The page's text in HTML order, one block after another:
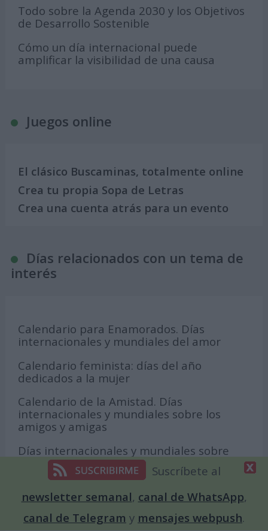
Todo sobre la Agenda 2030 y los Objetivos
de Desarrollo Sostenible
Cómo un día internacional puede
amplificar la visibilidad de una causa
Juegos online
El clásico Buscaminas, totalmente online
Crea tu propia Sopa de Letras
Crea una cuenta atrás para un evento
Días relacionados con un tema de
interés
Calendario para Enamorados. Días
internacionales y mundiales del amor
Calendario feminista: días del año
dedicados a la mujer
Calendario de la Amistad. Días
internacionales y mundiales sobre los
amigos y amigas
Días internacionales y mundiales sobre
medio ambiente y ecología
Mundiales Relacionados con Animales
Calendario de la diversidad sexual: fechas
Suscríbete al
newsletter semanal, canal de WhatsApp,
canal de Telegram y mensajes webpush.